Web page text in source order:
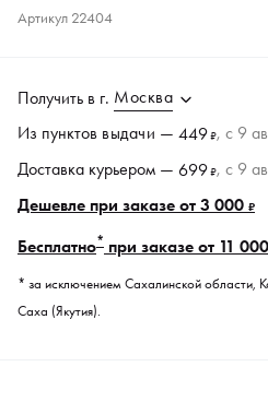
Артикул 22404
Получить в г. Москва
Из пунктов выдачи — 449₽, c 9
Доставка курьером — 699₽, c 9
Дешевле при заказе от 3 000 ₽
Бесплатно* при заказе от 11 000
* за исключением Сахалинской области,
Саха (Якутия).